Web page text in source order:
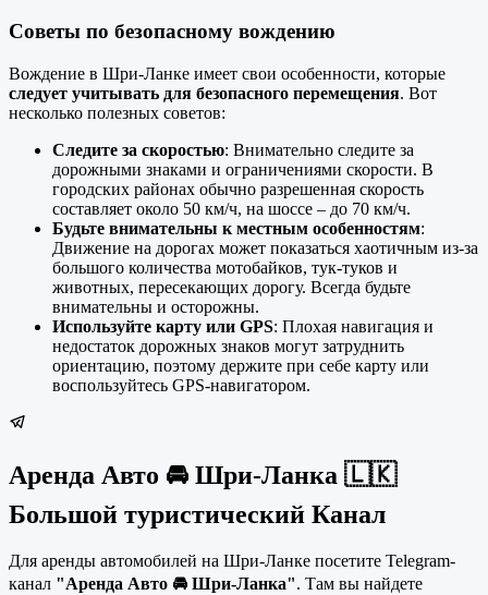
Советы по безопасному вождению
Вождение в Шри-Ланке имеет свои особенности, которые
следует учитывать для безопасного перемещения. Вот
несколько полезных советов:
Следите за скоростью: Внимательно следите за
дорожными знаками и ограничениями скорости. В
городских районах обычно разрешенная скорость
составляет около 50 км/ч, на шоссе – до 70 км/ч.
Будьте внимательны к местным особенностям:
Движение на дорогах может показаться хаотичным из-за
большого количества мотобайков, тук-туков и
животных, пересекающих дорогу. Всегда будьте
внимательны и осторожны.
Используйте карту или GPS: Плохая навигация и
недостаток дорожных знаков могут затруднить
ориентацию, поэтому держите при себе карту или
воспользуйтесь GPS-навигатором.
Аренда Авто 🚘 Шри-Ланка 🇱🇰
Большой туристический Канал
Для аренды автомобилей на Шри-Ланке посетите Telegram-
канал "Аренда Авто 🚘 Шри-Ланка". Там вы найдете